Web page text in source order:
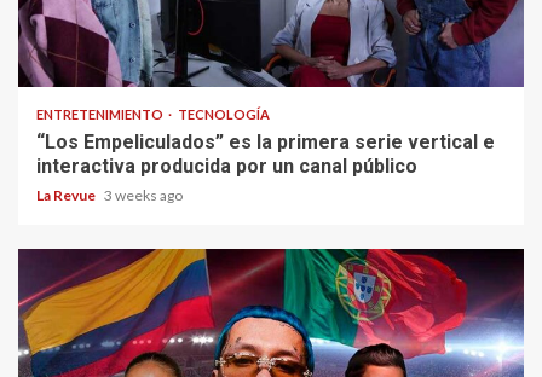
ENTRETENIMIENTO TECNOLOGÍA
“Los Empeliculados” es la primera serie vertical e
interactiva producida por un canal público
La Revue 3 weeks ago